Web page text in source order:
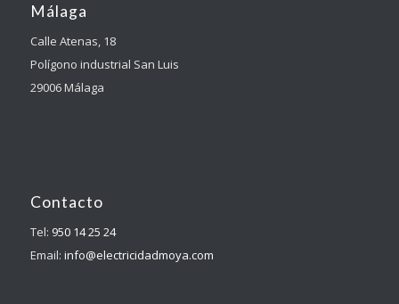
Málaga
Calle Atenas, 18
Polígono industrial San Luis
29006 Málaga
Contacto
Tel: 950 14 25 24
Email: info@electricidadmoya.com